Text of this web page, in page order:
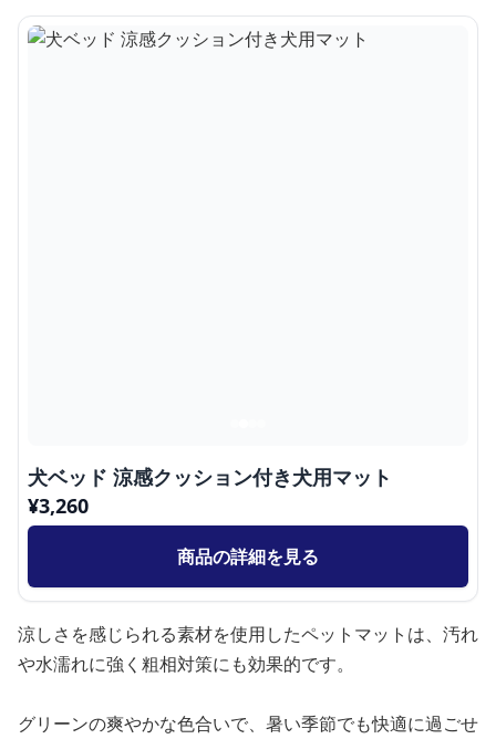
犬ベッド 涼感クッション付き犬用マット
¥3,260
商品の詳細を見る
涼しさを感じられる素材を使用したペットマットは、汚れ
や水濡れに強く粗相対策にも効果的です。
グリーンの爽やかな色合いで、暑い季節でも快適に過ごせ